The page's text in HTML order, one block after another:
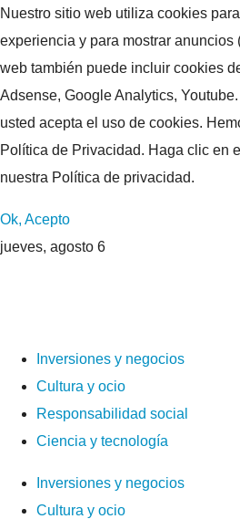
Nuestro sitio web utiliza cookies
experiencia y para mostrar anuncios
web también puede incluir cookies
Adsense, Google Analytics,
usted acepta el uso de cookies.
Política de Privacidad. Haga clic en
nuestra Política de privacidad.
Ok, Acepto
jueves, agosto 6
Inversiones y negocios
Cultura y ocio
Responsabilidad social
Ciencia y tecnología
Inversiones y negocios
Cultura y ocio